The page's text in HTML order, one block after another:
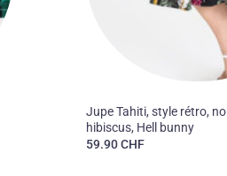
Jupe Tahiti, style rétro,
hibiscus, Hell bunny
59.90CHF